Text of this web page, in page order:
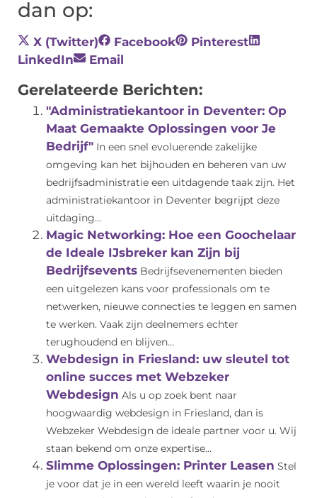
dan op:
X (Twitter) Facebook
Pinterest
LinkedIn
Email
Gerelateerde Berichten:
"Administratiekantoor in Deventer: Op
Maat Gemaakte Oplossingen voor Je
Bedrijf" In een snel evoluerende zakelijke
omgeving kan het bijhouden en beheren van uw
bedrijfsadministratie een uitdagende taak zijn. Het
administratiekantoor in Deventer begrijpt deze
uitdaging...
Magic Networking: Hoe een Goochelaar
de Ideale IJsbreker kan Zijn bij
Bedrijfsevents Bedrijfsevenementen bieden
een uitgelezen kans voor professionals om te
netwerken, nieuwe connecties te leggen en samen
te werken. Vaak zijn deelnemers echter
terughoudend en blijven...
Webdesign in Friesland: uw sleutel tot
online succes met Webzeker
Webdesign Als u op zoek bent naar
hoogwaardig webdesign in Friesland, dan is
Webzeker Webdesign de ideale partner voor u. Wij
staan bekend om onze expertise...
Slimme Oplossingen: Printer Leasen Stel
je voor dat je in een wereld leeft waarin je nooit